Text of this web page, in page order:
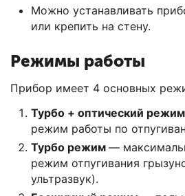
Можно устанавливать
или крепить на стену.
Режимы работы
Прибор имеет 4 основных
Турбо + оптический режим
режим работы по
Турбо режим —
режим отпугивания
ультразвук).